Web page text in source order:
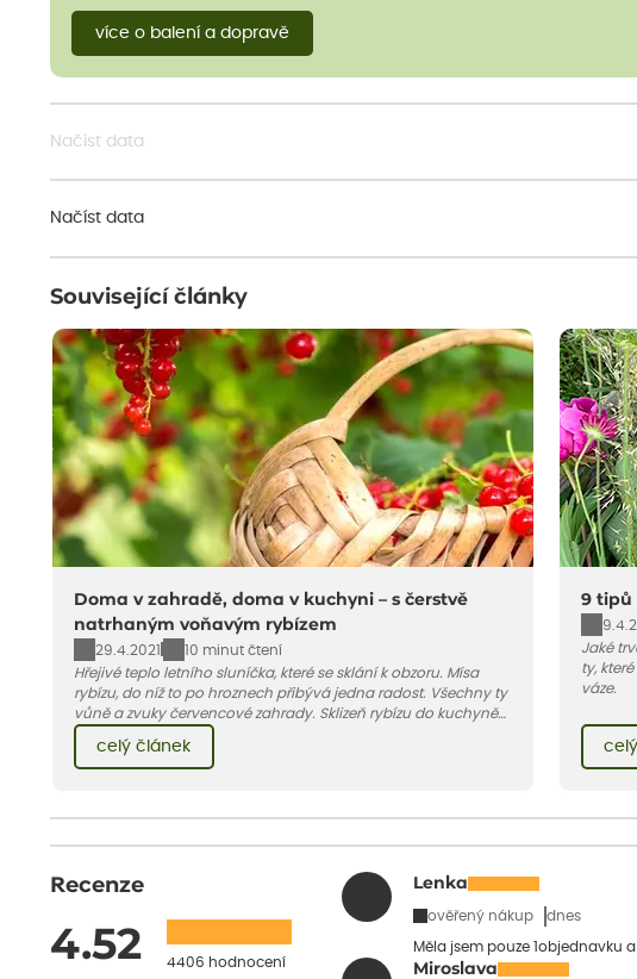
více o balení a dopravě
Načíst data
Načíst data
Související články
Doma v zahradě, doma v kuchyni – s čerstvě
natrhaným voňavým rybízem
29.4.2021
10 minut čtení
Hřejivé teplo letního sluníčka, které se sklání k obzoru. Mísa
rybízu, do níž to po hroznech přibývá jedna radost. Všechny ty
vůně a zvuky červencové zahrady. Sklizeň rybízu do kuchyně
vnese neuvěřitelný klid a radost. A taky trochu bezstarostnosti
dětství při mlsání babiččina drobenkového koláče s rybízem.
celý článek
9 tipů
Jaké
ty,
váze.
Recenze
4.52 4406 hodnocení
Lenka
ověřený nákup dnes
Měla jsem pouze 1objednavku
Miroslava